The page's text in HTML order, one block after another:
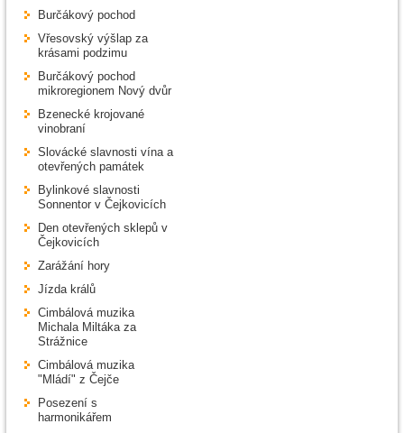
Burčákový pochod
Vřesovský výšlap za
krásami podzimu
Burčákový pochod
mikroregionem Nový dvůr
Bzenecké krojované
vinobraní
Slovácké slavnosti vína a
otevřených památek
Bylinkové slavnosti
Sonnentor v Čejkovicích
Den otevřených sklepů v
Čejkovicích
Zarážání hory
Jízda králů
Cimbálová muzika
Michala Miltáka za
Strážnice
Cimbálová muzika
"Mládí" z Čejče
Posezení s
harmonikářem